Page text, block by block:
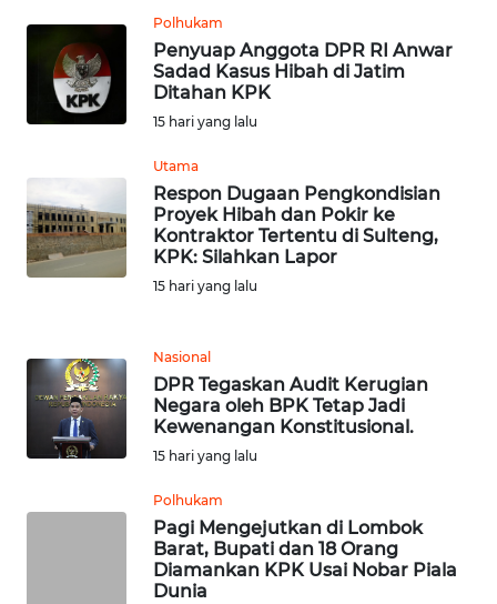
Polhukam
Penyuap Anggota DPR RI Anwar
Sadad Kasus Hibah di Jatim
Ditahan KPK
15 hari yang lalu
Utama
Respon Dugaan Pengkondisian
Proyek Hibah dan Pokir ke
Kontraktor Tertentu di Sulteng,
KPK: Silahkan Lapor
15 hari yang lalu
Nasional
DPR Tegaskan Audit Kerugian
Negara oleh BPK Tetap Jadi
Kewenangan Konstitusional.
15 hari yang lalu
Polhukam
Pagi Mengejutkan di Lombok
Barat, Bupati dan 18 Orang
Diamankan KPK Usai Nobar Piala
Dunia
WN
NIAS
WN
TAPANULI
TANJUNG
LESUNG
WN
KARO
WN